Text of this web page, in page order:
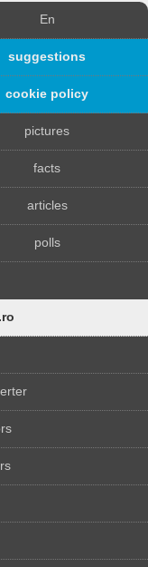
En
suggestions
cookie policy
pictures
facts
articles
polls